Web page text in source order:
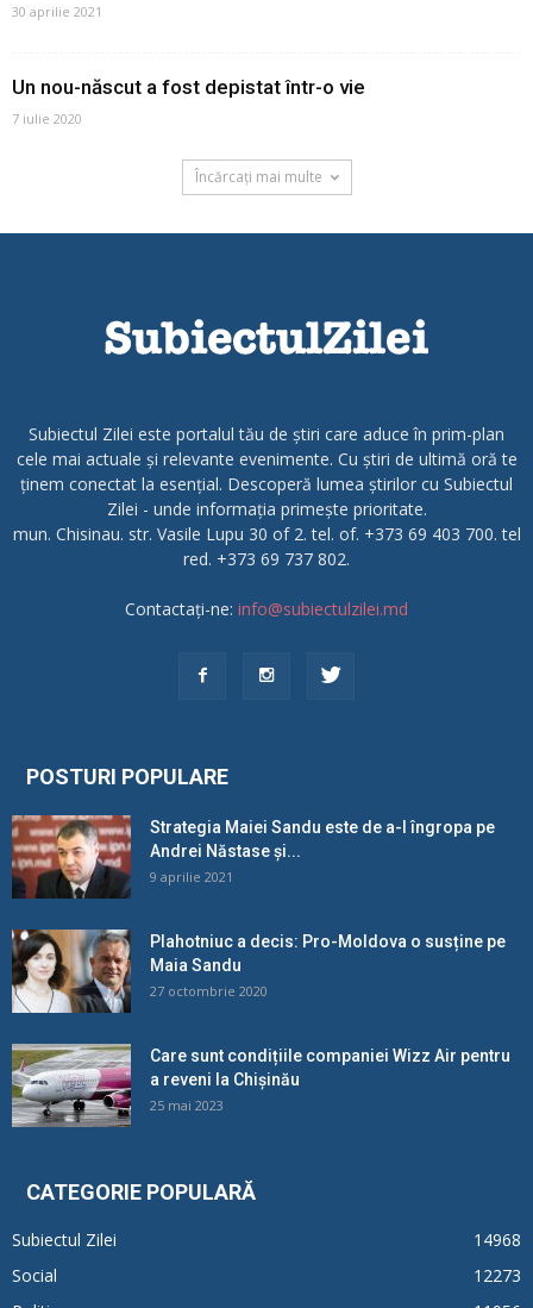
30 aprilie 2021
Un nou-născut a fost depistat într-o vie
7 iulie 2020
Încărcați mai multe
Subiectul Zilei este portalul tău de știri care aduce în prim-plan
cele mai actuale și relevante evenimente. Cu știri de ultimă oră te
ținem conectat la esențial. Descoperă lumea știrilor cu Subiectul
Zilei - unde informația primește prioritate.
mun. Chisinau. str. Vasile Lupu 30 of 2. tel. of. +373 69 403 700. tel
red. +373 69 737 802.
Contactați-ne: info@subiectulzilei.md
POSTURI POPULARE
Strategia Maiei Sandu este de a-l îngropa pe
Andrei Năstase și...
9 aprilie 2021
Plahotniuc a decis: Pro-Moldova o susține pe
Maia Sandu
27 octombrie 2020
Care sunt condițiile companiei Wizz Air pentru
a reveni la Chișinău
25 mai 2023
CATEGORIE POPULARĂ
Subiectul Zilei
14968
Social
12273